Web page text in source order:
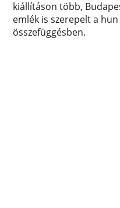
kiállításon több,
emlék is szerepelt a
összefüggésben.